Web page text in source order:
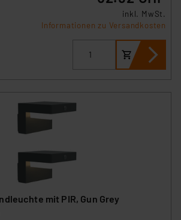
inkl. MwSt.
Informationen zu Versandkosten
2er Set Solar-Wandleuchte mit PIR, Gun Grey